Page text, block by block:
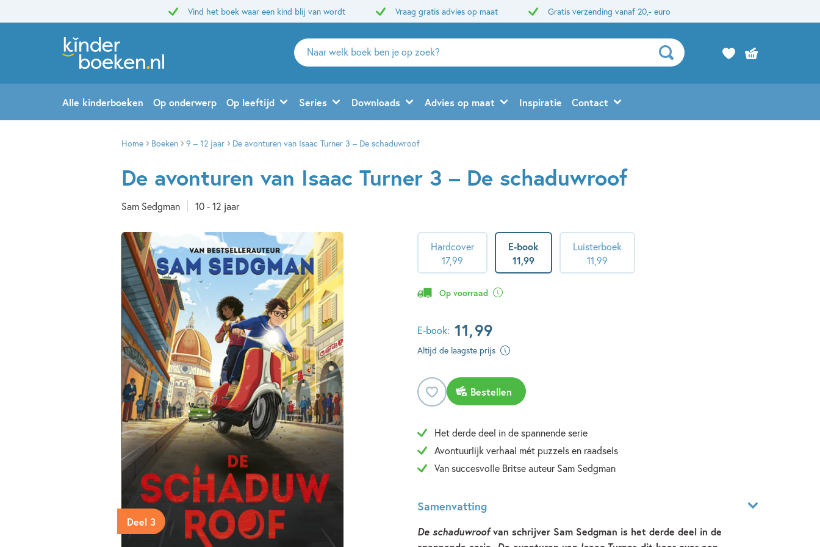
Vind het boek waar een kind blij van wordt Vraag gratis advies op maat Gratis verzending vanaf 20,- euro
Zoeken
naar
en
uitgevers
Alle kinderboeken Op onderwerp Op leeftijd Series Downloads Advies op maat Inspiratie Contact
Home Boeken 9 – 12 jaar De avonturen van Isaac Turner 3 – De schaduwroof
De avonturen van Isaac Turner 3 – De schaduwroof
Sam Sedgman 10 - 12 jaar
Deel 3
Hardcover
17,99
E-book
11,99
Luisterboek
11 99
Op voorraad
E-book: 11,99
Altijd de laagste prijs
Bestellen
Het derde deel in de spannende serie
Avontuurlijk verhaal mét puzzels en raadsels
Van succesvolle Britse auteur Sam Sedgman
Samenvatting
De schaduwroofvan schrijver Sam Sedgman is het derde deel in de